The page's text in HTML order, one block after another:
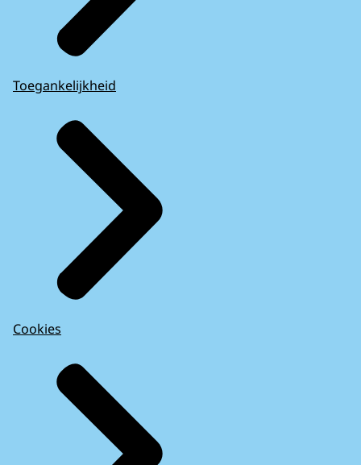
Toegankelijkheid
Cookies